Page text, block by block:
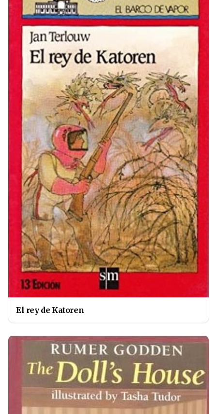
El rey de Katoren